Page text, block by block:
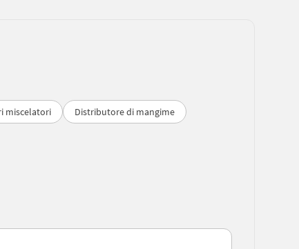
miscelatori
Distributore di mangime